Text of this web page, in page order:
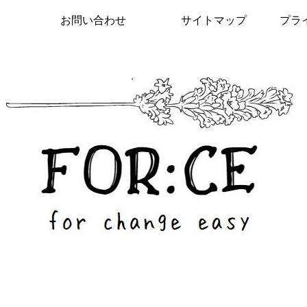
お問い合わせ サイトマップ プラ